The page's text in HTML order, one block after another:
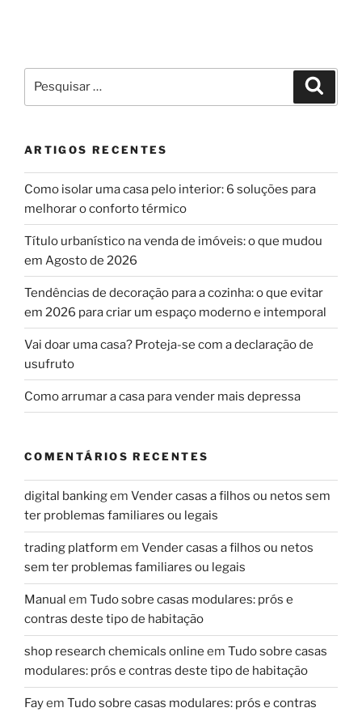
por:
ARTIGOS RECENTES
Como isolar uma casa pelo interior: 6 soluções para
melhorar o conforto térmico
Título urbanístico na venda de imóveis: o que mudou
em Agosto de 2026
Tendências de decoração para a cozinha: o que evitar
em 2026 para criar um espaço moderno e intemporal
Vai doar uma casa? Proteja-se com a declaração de
usufruto
Como arrumar a casa para vender mais depressa
COMENTÁRIOS RECENTES
digital bankingem Vender casas a filhos ou netos sem
ter problemas familiares ou legais
trading platform em Vender casas a filhos ou netos
sem ter problemas familiares ou legais
Manual em Tudo sobre casas modulares: prós e
contras deste tipo de habitação
shop research chemicals online em Tudo sobre casas
modulares: prós e contras deste tipo de habitação
Fayem Tudo sobre casas modulares: prós e contras